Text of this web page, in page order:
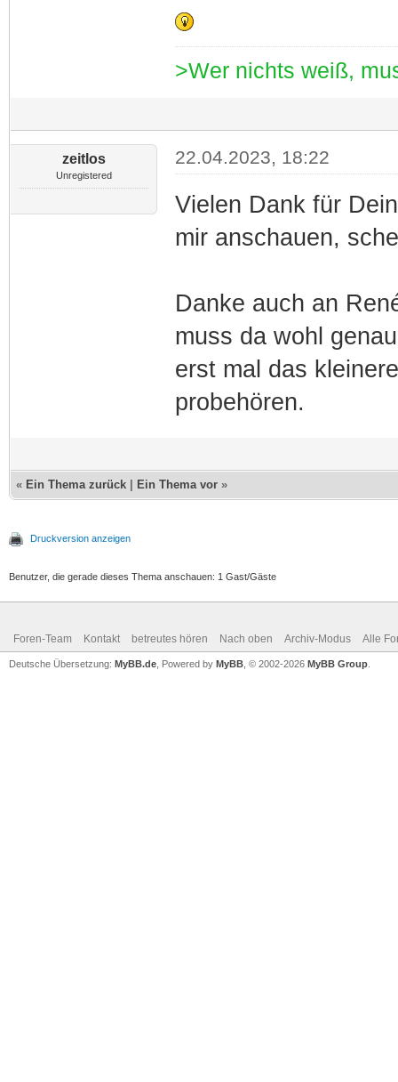
>Wer nichts weiß,
zeitlos
Unregistered
22.04.2023, 18:22
Vielen Dank für
mir anschauen,
Danke auch an
muss da wohl
erst mal das
probehören.
« Ein Thema zurück Ein Thema vor »
Druckversion anzeigen
Benutzer, die gerade dieses Thema anschauen: 1 Gast/Gäste
Foren-Team Kontakt betreutes hören Nach oben Archiv-Modus Alle
Deutsche Übersetzung: MyBB.de , Powered by MyBB , © 2002-2026 MyBB Group